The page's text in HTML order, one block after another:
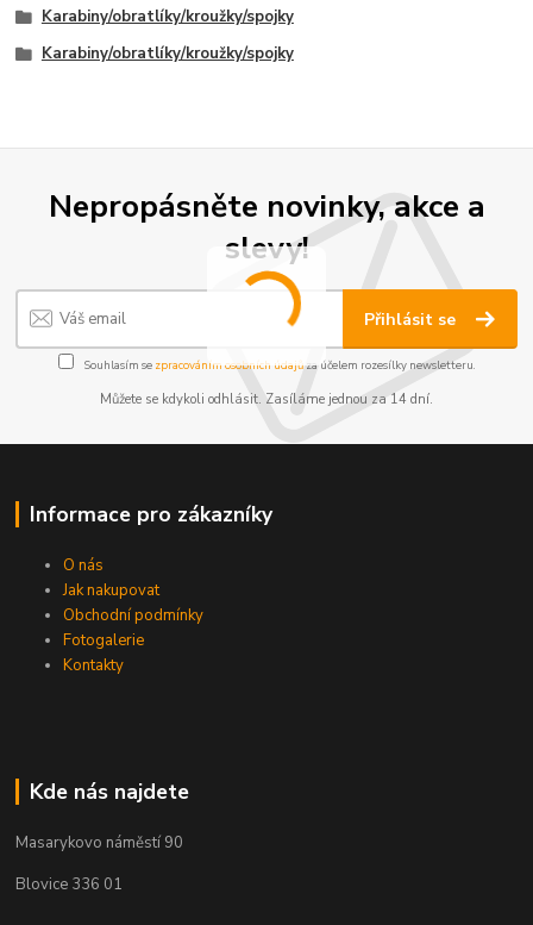
Karabiny/obratlíky/kroužky/spojky
Karabiny/obratlíky/kroužky/spojky
Nepropásněte novinky, akce a
slevy!
Přihlásit se
Souhlasím se zpracováním osobních údajůza účelem rozesílky newsletteru.
Můžete se kdykoli odhlásit. Zasíláme jednou za 14 dní.
Informace pro zákazníky
O nás
Jak nakupovat
Obchodní podmínky
Fotogalerie
Kontakty
Kde nás najdete
Masarykovo náměstí 90
Blovice 336 01